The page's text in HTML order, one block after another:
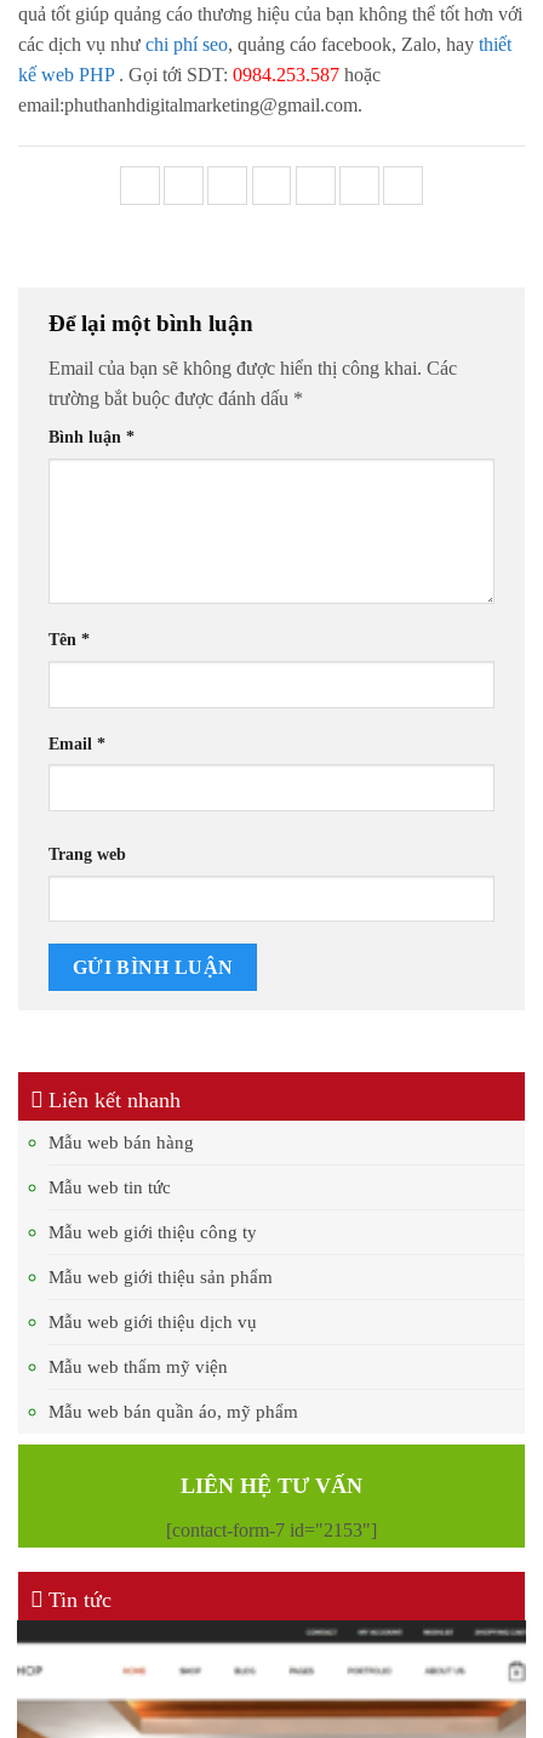
quả tốt giúp quảng cáo thương hiệu của bạn không thể tốt hơn với
các dịch vụ như chi phí seo, quảng cáo facebook, Zalo, hay thiết
kế web PHP. Gọi tới SDT: 0984.253.587 hoặc
email:phuthanhdigitalmarketing@gmail.com.
Để lại một bình luận
Email của bạn sẽ không được hiển thị công khai. Các
trường bắt buộc được đánh dấu *
Bình luận *
Tên *
Email *
Trang web
Liên kết nhanh
Mẫu web bán hàng
Mẫu web tin tức
Mẫu web giới thiệu công ty
Mẫu web giới thiệu sản phẩm
Mẫu web giới thiệu dịch vụ
Mẫu web thẩm mỹ viện
Mẫu web bán quần áo, mỹ phẩm
LIÊN HỆ TƯ VẤN
[contact-form-7 id="2153"]
Tin tức